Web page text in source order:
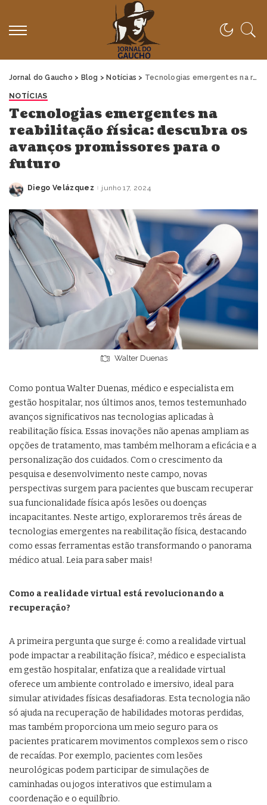
Jornal do Gaucho > Blog > Notícias > Tecnologias emergentes na reabilitação física: descubra os avanços promissores para o futuro
NOTÍCIAS
Tecnologias emergentes na
reabilitação física: descubra os
avanços promissores para o
futuro
Posted
Diego Velázquez junho 17, 2024
Walter Duenas
Como pontua Walter Duenas, médico e especialista em
gestão hospitalar, nos últimos anos, temos testemunhado
avanços significativos nas tecnologias aplicadas à
reabilitação física. Essas inovações não apenas ampliam as
opções de tratamento, mas também melhoram a eficácia e a
personalização dos cuidados. Com o crescimento da
pesquisa e desenvolvimento neste campo, novas
perspectivas surgem para pacientes que buscam recuperar
sua funcionalidade física após lesões ou doenças
incapacitantes. Neste artigo, exploraremos três áreas de
tecnologias emergentes na reabilitação física, destacando
como essas ferramentas estão transformando o panorama
médico atual. Leia para saber mais!
Como a realidade virtual está revolucionando a
recuperação?
A primeira pergunta que surge é: como a realidade virtual
pode impactar a reabilitação física?, médico e especialista
em gestão hospitalar, enfatiza que a realidade virtual
oferece um ambiente controlado e imersivo, ideal para
simular atividades físicas desafiadoras. Esta tecnologia não
só ajuda na recuperação de habilidades motoras perdidas,
mas também proporciona um meio seguro para os
pacientes praticarem movimentos complexos sem o risco
de recaídas. Por exemplo, pacientes com lesões
neurológicas podem participar de simulações de
caminhadas ou jogos interativos que estimulam a
coordenação e o equilíbrio.